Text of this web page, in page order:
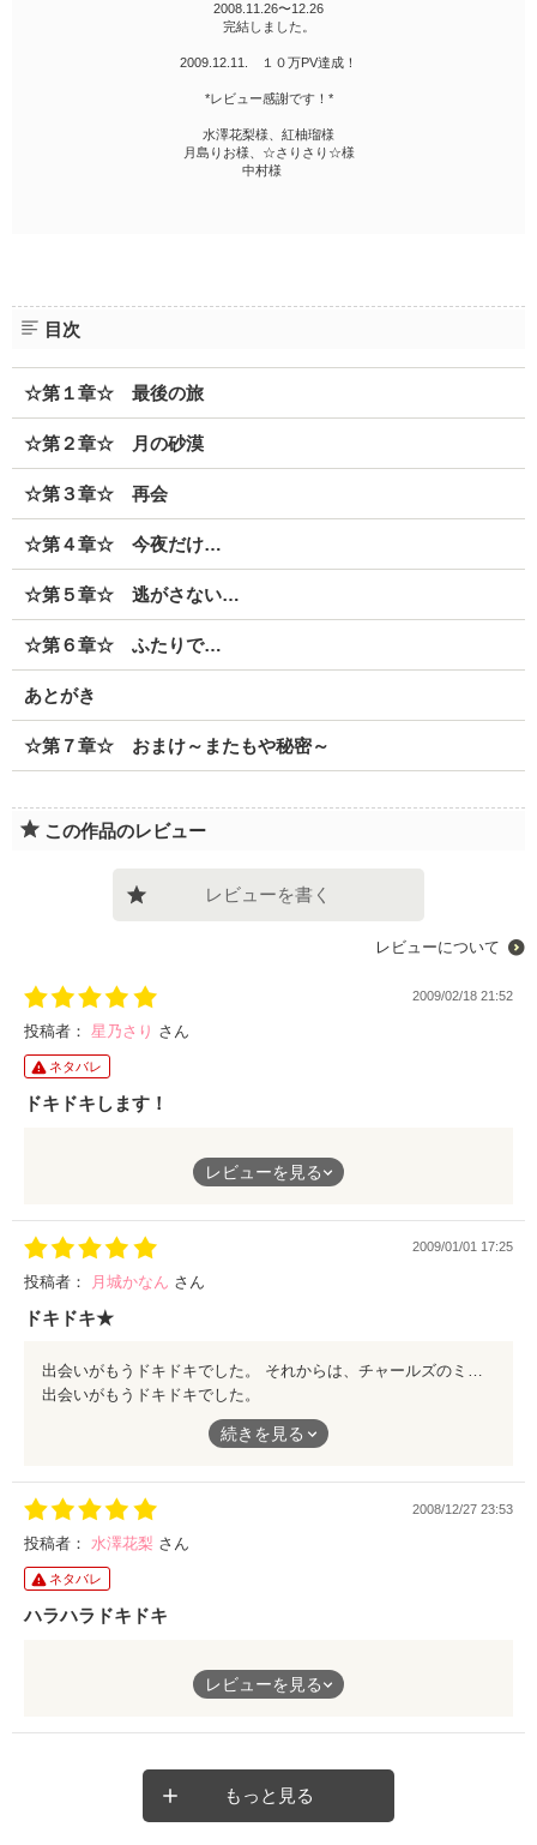
2008.11.26〜12.26
完結しました。
2009.12.11. １０万PV達成！
*レビュー感謝です！*
水澤花梨様、紅柚瑠様
月島りお様、☆さりさり☆様
中村様
目次
☆第１章☆ 最後の旅
☆第２章☆ 月の砂漠
☆第３章☆ 再会
☆第４章☆ 今夜だけ…
☆第５章☆ 逃がさない…
☆第６章☆ ふたりで…
あとがき
☆第７章☆ おまけ～またもや秘密～
この作品のレビュー
レビューを書く
レビューについて
2009/02/18 21:52
投稿者： 星乃さり さん
ネタバレ
ドキドキします！
衝撃の事件からスタート・・・
光景が浮かんでくるほど、スッと世界に魅了されました。
レビューを見る
2009/01/01 17:25
投稿者： 月城かなん さん
ドキドキ★
出会いがもうドキドキでした。 それからは、チャールズのミステリアスな雰囲気に引き込まれどんどん読んでしまいました。 ドキドキな大人の物語。 オススメです★ おまけも最高ですよ♪
出会いがもうドキドキでした。
それからは、チャールズのミステリアスな雰囲気に引き込まれど
んどん読んでしまいました。
オススメです★
おまけも最高ですよ♪
続きを見る
2008/12/27 23:53
投稿者： 水澤花梨 さん
ネタバレ
ハラハラドキドキ
二人の出会いからして、どうなってしまうのかとハラハラドキド
キしながら読みました！
最後に証されたチャールズの正体にビックリ？！
レビューを見る
もっと見る